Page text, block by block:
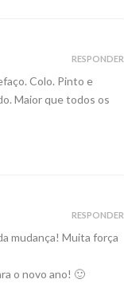
Colo. Pinto e
Maior que todos os
RESPONDER
mudança! Muita força
o novo ano! 🙂
RESPONDER